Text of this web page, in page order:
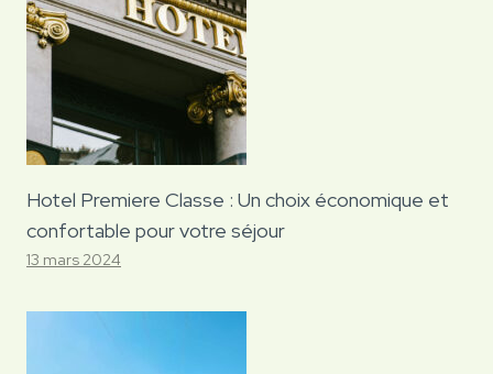
Hotel Premiere Classe : Un choix économique et
confortable pour votre séjour
13 mars 2024